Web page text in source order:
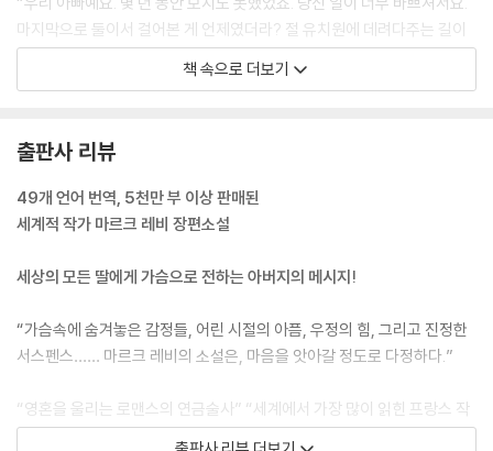
마지막으로 둘이서 걸어본 게 언제였더라? 절 유치원에 데려다주는 길이
었을 거예요. 그리고 오늘에야 드디어 부녀관계 회복에 나섰어요. 내가 벌
써 서른이 넘었는데! 제 나이는 모른 척하세요. 우리 아빠한테는 큰 충격일
넌 내가 받은 가장 아름다운 선물이야. 그리고 늘 그렇게 남아 있을 거야.
너에게 글을 쓰면서, 내가 얼마나 너를 사랑하고 있는지 또 한 번 깨달았어.
야. 네가 어딘가에서 숨을 쉬며 살아가고 있다는 걸 알아. 그것만으로도 충
--- p.237
“자꾸 앞일을 생각하지 마라, 줄리아. 다시 붙여야 할 깨진 화분은 없어. 그
냥 살아가면 되는 거야. 그리고 삶이란 건 우리가 원하는 대로 진행되지 않
아. 단, 너에게 한 가지만은 일러두고 싶구나. 삶은 눈 깜빡할 사이에 지나
책 속으로 더보기
출판사 리뷰
49개 언어 번역, 5천만 부 이상 판매된
세계적 작가 마르크 레비 장편소설
세상의 모든 딸에게 가슴으로 전하는 아버지의 메시지!
“가슴속에 숨겨놓은 감정들, 어린 시절의 아픔, 우정의 힘, 그리고 진정한
서스펜스…… 마르크 레비의 소설은, 마음을 앗아갈 정도로 다정하다.”
“영혼을 울리는 로맨스의 연금술사” “세계에서 가장 많이 읽힌 프랑스 작
가”로 불리는 마르크 레비의 장편소설 『차마 못다 한 이야기들』이 재출간